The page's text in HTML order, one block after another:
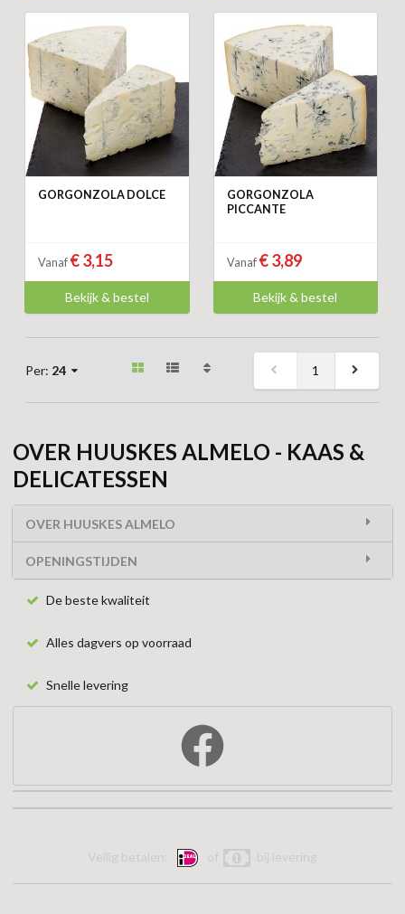
GORGONZOLA DOLCE
Vanaf € 3,15
Bekijk & bestel
GORGONZOLA
PICCANTE
Vanaf € 3,89
Bekijk & bestel
Per: 24 1
OVER HUUSKES ALMELO - KAAS &
DELICATESSEN
OVER HUUSKES ALMELO
OPENINGSTIJDEN
De beste kwaliteit
Alles dagvers op voorraad
Snelle levering
Veilig betalen: of bij levering